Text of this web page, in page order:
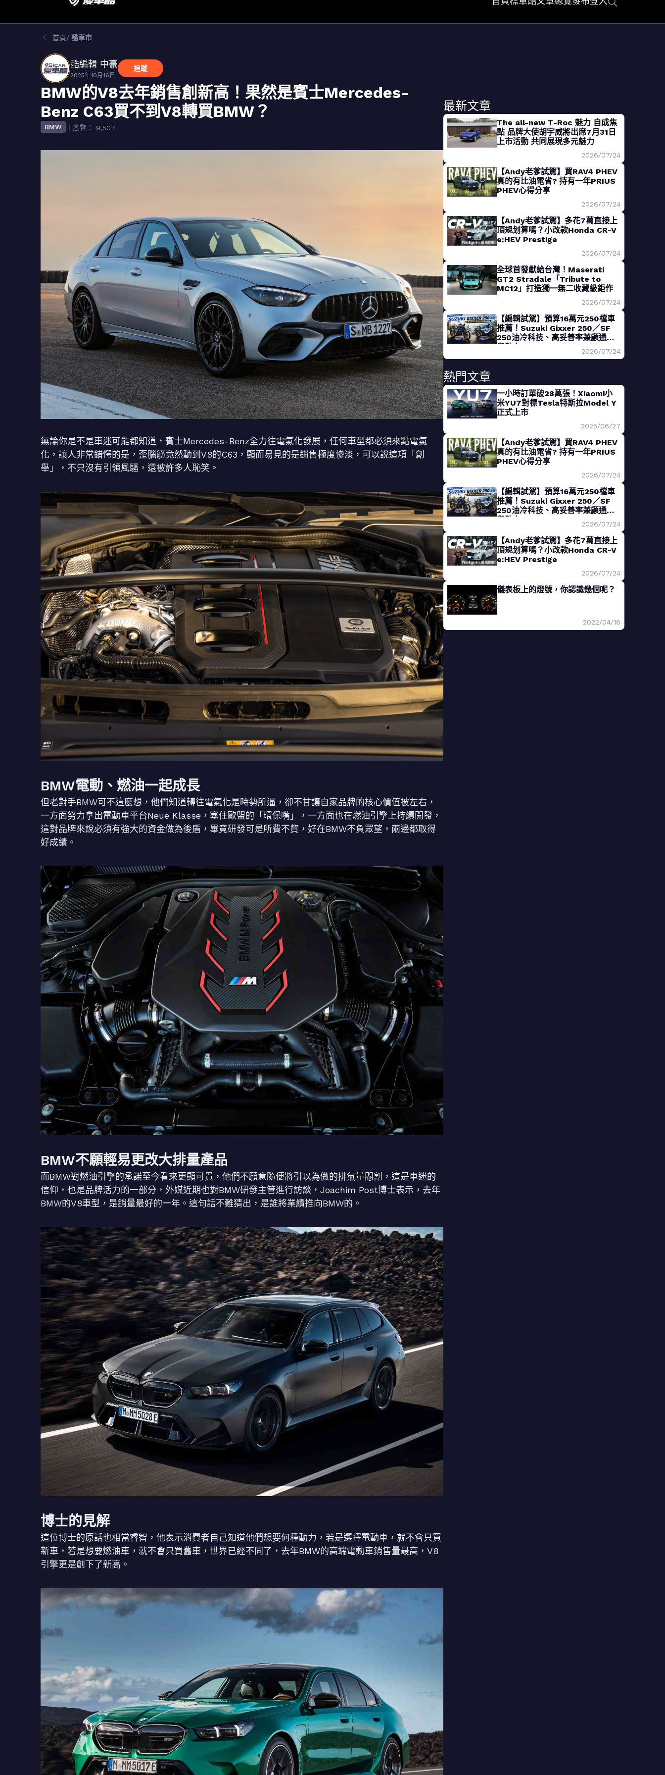
首頁 酷車市
酷編輯 中豪
2025年10月16日
追蹤
BMW的V8去年銷售創新高！果然是賓士Mercedes-
Benz C63買不到V8轉買BMW？
BMW ｜瀏覽： 9,507
無論你是不是車迷可能都知道，賓士Mercedes-Benz全力往電氣化發展，任何車型都必須來點電氣
化，讓人非常錯愕的是，歪腦筋竟然動到V8的C63，顯而易見的是銷售極度慘淡，可以說這項「創
舉」，不只沒有引領風騷，還被許多人恥笑。
BMW電動、燃油一起成長
但老對手BMW可不這麼想，他們知道轉往電氣化是時勢所逼，卻不甘讓自家品牌的核心價值被左右，
一方面努力拿出電動車平台Neue Klasse，塞住歐盟的「環保嘴」，一方面也在燃油引擎上持續開發，
這對品牌來說必須有強大的資金做為後盾，畢竟研發可是所費不貲，好在BMW不負眾望，兩邊都取得
好成績。
BMW不願輕易更改大排量產品
而BMW對燃油引擎的承諾至今看來更顯可貴，他們不願意隨便將引以為傲的排氣量閹割，這是車迷的
信仰，也是品牌活力的一部分，外媒近期也對BMW研發主管進行訪談，Joachim Post博士表示，去年
BMW的V8車型，是銷量最好的一年。這句話不難猜出，是誰將業績推向BMW的。
博士的見解
這位博士的原話也相當睿智，他表示消費者自己知道他們想要何種動力，若是選擇電動車，就不會只買
新車，若是想要燃油車，就不會只買舊車，世界已經不同了，去年BMW的高端電動車銷售量最高，V8
引擎更是創下了新高。
最新文章
The all-new T-Roc 魅力 自成焦
點 品牌大使胡宇威將出席7月31日
上市活動 共同展現多元魅力
2026/07/24
【Andy老爹試駕】買RAV4 PHEV
真的有比油電省? 持有一年PRIUS
PHEV心得分享
2026/07/24
【Andy老爹試駕】多花7萬直接上
頂規划算嗎？小改款Honda CR-V
e:HEV Prestige
2026/07/24
全球首發獻給台灣！Maserati
GT2 Stradale「Tribute to
MC12」打造獨一無二收藏級鉅作
2026/07/24
【編輯試駕】預算16萬元250檔車
推薦！Suzuki Gixxer 250／SF
250油冷科技、高妥善率兼顧通勤
與熱血
2026/07/24
熱門文章
一小時訂單破28萬張！Xiaomi小
米YU7對標Tesla特斯拉Model Y
正式上市
2025/06/27
【Andy老爹試駕】買RAV4 PHEV
真的有比油電省? 持有一年PRIUS
PHEV心得分享
2026/07/24
【編輯試駕】預算16萬元250檔車
推薦！Suzuki Gixxer 250／SF
250油冷科技、高妥善率兼顧通勤
與熱血
2026/07/24
【Andy老爹試駕】多花7萬直接上
頂規划算嗎？小改款Honda CR-V
e:HEV Prestige
2026/07/24
儀表板上的燈號，你認識幾個呢？
2022/04/16